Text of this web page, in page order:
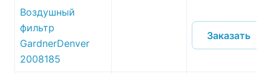
Воздушный
фильтр
GardnerDenver
2008185
Заказать